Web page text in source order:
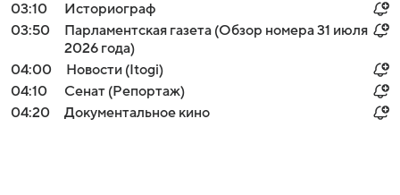
03:10
Историограф
03:50
Парламентская газета (Обзор номера 31 июля
2026 года)
04:00
Новости (Itogi)
04:10
Сенат (Репортаж)
04:20
Документальное кино